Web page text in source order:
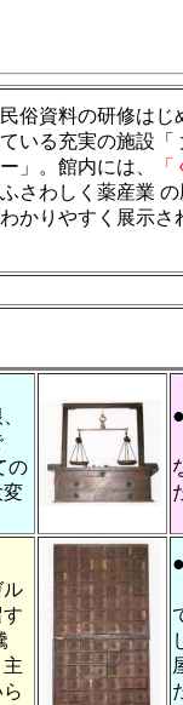
俗資料の研修はじ
いる充実の施設「
」。館内には、
「
さわしく薬産業 の
かりやすく展示さ
の
変